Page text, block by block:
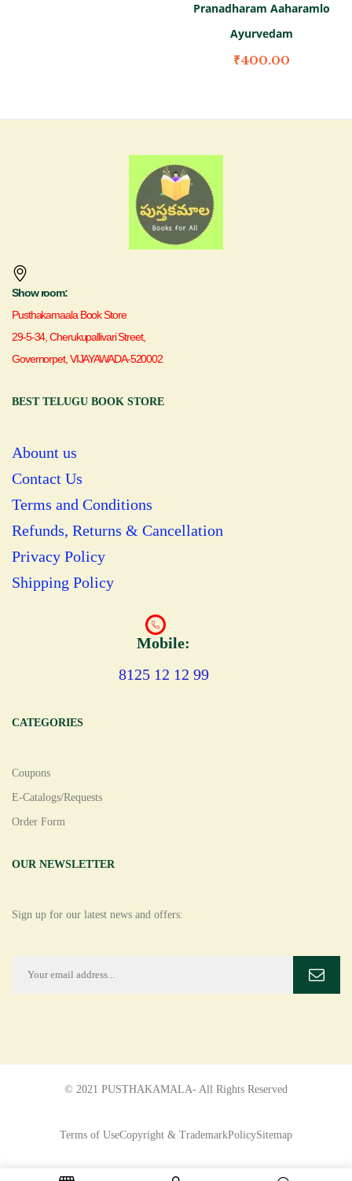
Pranadharam Aaharamlo
Ayurvedam
₹400.00
Show room:
Pusthakamaala Book Store
29-5-34, Cherukupallivari Street,
Governorpet, VIJAYAWADA-520002
BEST TELUGU BOOK STORE
Abount us
Contact Us
Terms and Conditions
Refunds, Returns & Cancellation
Privacy Policy
Shipping Policy
Mobile:
8125 12 12 99
CATEGORIES
Coupons
E-Catalogs/Requests
Order Form
OUR NEWSLETTER
Sign up for our latest news and offers:
© 2021 PUSTHAKAMALA- All Rights Reserved
Terms of UseCopyright & TrademarkPolicySitemap